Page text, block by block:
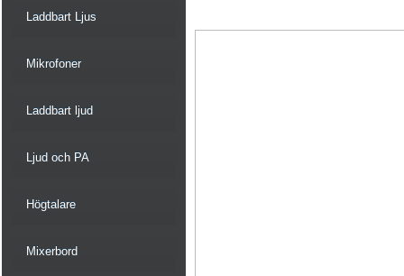
Laddbart Ljus
Mikrofoner
Laddbart ljud
Ljud och PA
Högtalare
Mixerbord